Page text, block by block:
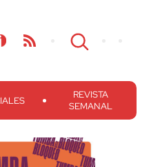
REVISTA
SEMANAL